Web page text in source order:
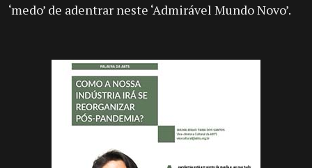
‘medo’ de adentrar neste ‘Admirável Mundo Novo’.